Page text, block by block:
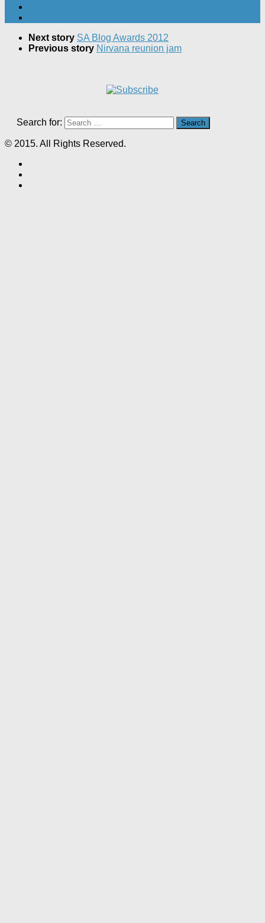
Next story SA Blog Awards 2012
Previous story Nirvana reunion jam
Search for:
© 2015. All Rights Reserved.